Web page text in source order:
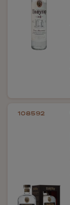
108592